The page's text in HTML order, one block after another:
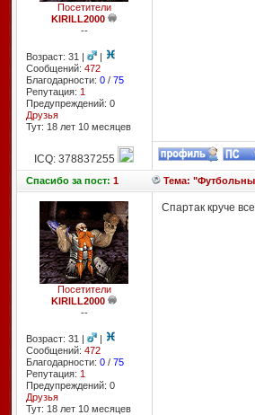
Посетители
KIRILL2000
--
Возраст: 31 |
|
Сообщений: 472
Благодарности: 0/ 75
Репутация: 1
Предупреждений: 0
Друзья
Тут: 18 лет 10 месяцев
ICQ: 378837255
Спасибоза пост: 1 Тема:
Посетители
KIRILL2000
--
Возраст: 31 |
|
Сообщений: 472
Благодарности: 0/ 75
Репутация: 1
Предупреждений: 0
Друзья
Тут: 18 лет 10 месяцев
Спартак круче